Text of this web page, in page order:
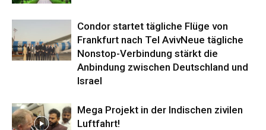
Condor startet tägliche Flüge von
Frankfurt nach Tel AvivNeue tägliche
Nonstop-Verbindung stärkt die
Anbindung zwischen Deutschland und
Israel
Mega Projekt in der Indischen zivilen
Luftfahrt!